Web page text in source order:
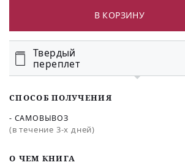
O ЧЕМ КНИГА
В КОРЗИНУ
Твердый
переплет
СПОСОБ ПОЛУЧЕНИЯ
- САМОВЫВОЗ
(в течение 3-х дней)